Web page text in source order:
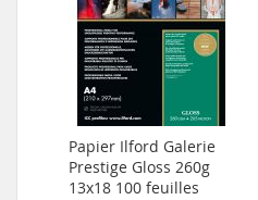
Papier Ilford Galerie
Prestige Gloss 260g
13x18 100 feuilles